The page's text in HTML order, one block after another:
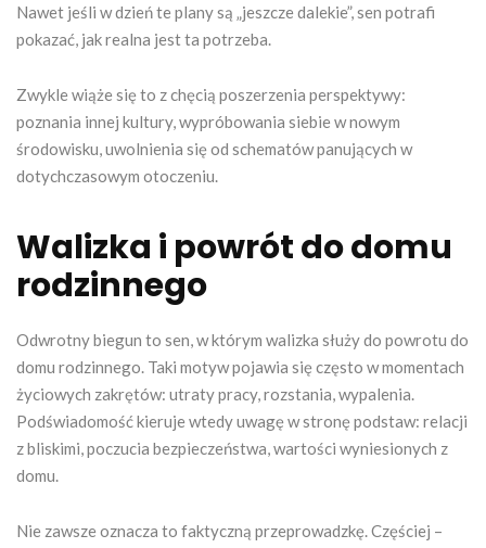
Nawet jeśli w dzień te plany są „jeszcze dalekie”, sen potrafi
pokazać, jak realna jest ta potrzeba.
Zwykle wiąże się to z chęcią poszerzenia perspektywy:
poznania innej kultury, wypróbowania siebie w nowym
środowisku, uwolnienia się od schematów panujących w
dotychczasowym otoczeniu.
Walizka i powrót do domu
rodzinnego
Odwrotny biegun to sen, w którym walizka służy do powrotu do
domu rodzinnego. Taki motyw pojawia się często w momentach
życiowych zakrętów: utraty pracy, rozstania, wypalenia.
Podświadomość kieruje wtedy uwagę w stronę podstaw: relacji
z bliskimi, poczucia bezpieczeństwa, wartości wyniesionych z
domu.
Nie zawsze oznacza to faktyczną przeprowadzkę. Częściej –